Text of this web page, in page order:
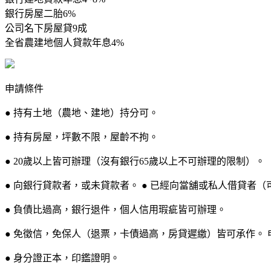
銀行房屋二胎6%
公司名下房屋貸9成
全省農建地個人貸款年息4%
申請條件
● 持有土地（農地、建地）持分可。
● 持有房屋，坪數不限，屋齡不拘。
● 20歲以上皆可辦理（沒有銀行65歲以上不可辦理的限制）。
● 向銀行貸款者，或未貸款者。 ● 已經向當舖或私人借貸者（
● 負債比過高，銀行退件，個人信用瑕疵皆可辦理。
● 免徵信，免保人（退票，卡債過高，房貸遲繳）皆可承作。
● 身分證正本，印鑑證明。